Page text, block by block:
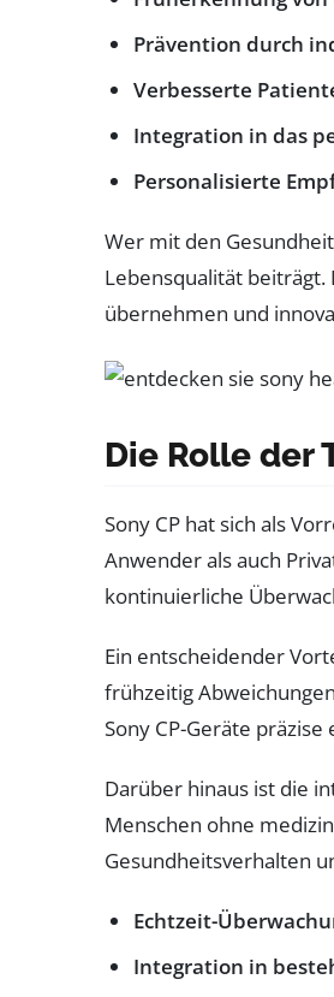
Prävention durch
Verbesserte
Integration in das
Personalisierte
Wer mit den
Lebensqualität
übernehmen und
Die Rolle der
Sony CP hat sich als
Anwender als auch
kontinuierliche
Ein entscheidender
frühzeitig
Sony CP-Geräte
Darüber hinaus ist die
Menschen ohne
Gesundheitsverhalten
Echtzeit-
Integration in